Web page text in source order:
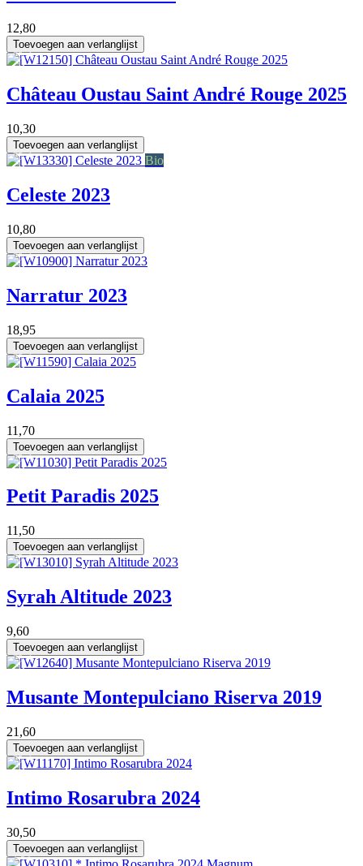
12,80
Toevoegen aan verlanglijst
75 cl
Château Oustau Saint André Rouge 2025
10,30
Toevoegen aan verlanglijst
Bio
75 cl
Celeste 2023
10,80
Toevoegen aan verlanglijst
75 cl
Narratur 2023
18,95
Toevoegen aan verlanglijst
75 cl
Calaia 2025
11,70
Toevoegen aan verlanglijst
75 cl
Petit Paradis 2025
11,50
Toevoegen aan verlanglijst
75 cl
Syrah Altitude 2023
9,60
Toevoegen aan verlanglijst
75 cl
Musante Montepulciano Riserva 2019
21,60
Toevoegen aan verlanglijst
75 cl
Intimo Rosarubra 2024
30,50
Toevoegen aan verlanglijst
1.5 L